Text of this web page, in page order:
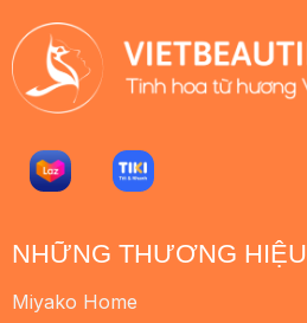
NHỮNG THƯƠNG HIỆU
Miyako Home